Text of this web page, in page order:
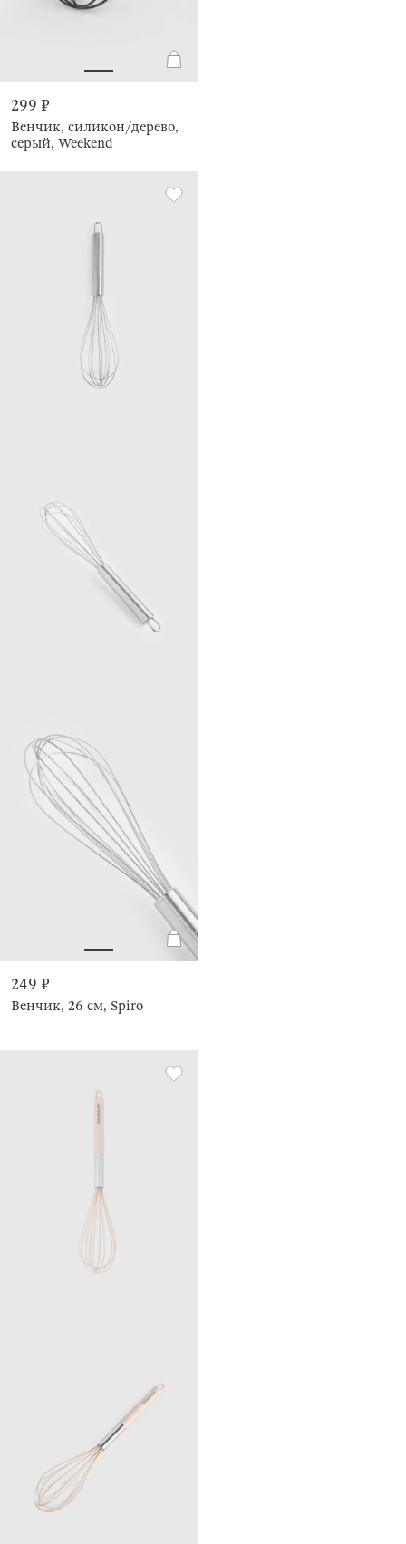
299 ₽
Венчик, силикон/дерево,
серый, Weekend
249 ₽
Венчик, 26 см, Spiro